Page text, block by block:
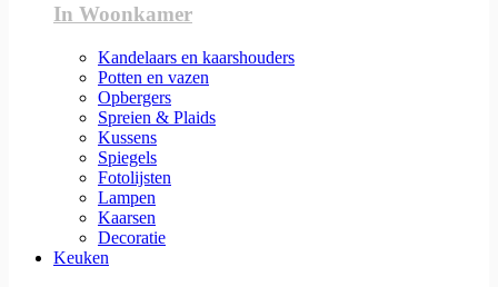
In Woonkamer
Kandelaars en kaarshouders
Potten en vazen
Opbergers
Spreien & Plaids
Kussens
Spiegels
Fotolijsten
Lampen
Kaarsen
Decoratie
Keuken